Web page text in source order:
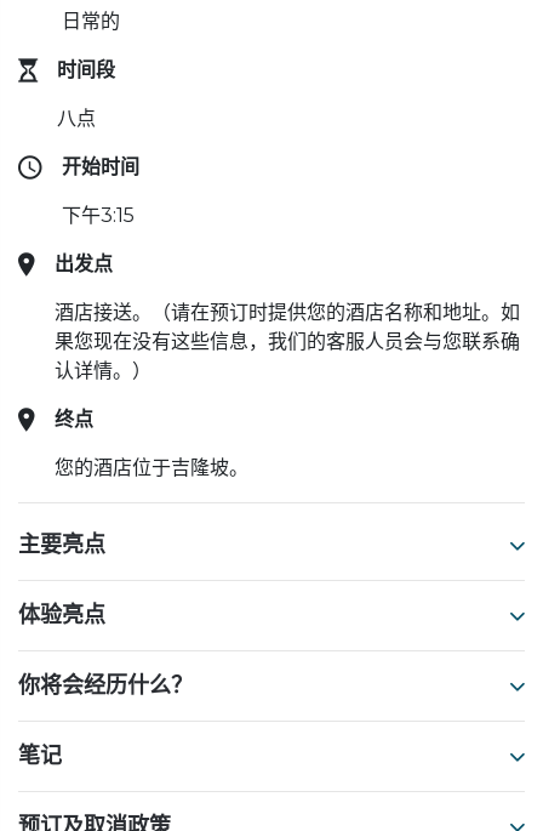
日常的
时间段
八点
开始时间
下午3:15
出发点
酒店接送。（请在预订时提供您的酒店名称和地址。如
果您现在没有这些信息，我们的客服人员会与您联系确
认详情。）
终点
您的酒店位于吉隆坡。
主要亮点
体验亮点
你将会经历什么？
笔记